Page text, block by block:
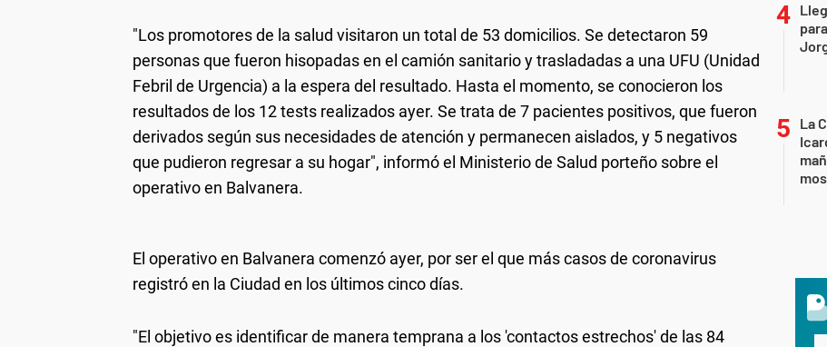
"Los promotores de la salud visitaron un total de 53 domicilios. Se detectaron 59
personas que fueron hisopadas en el camión sanitario y trasladadas a una UFU (Unidad
Febril de Urgencia) a la espera del resultado. Hasta el momento, se conocieron los
resultados de los 12 tests realizados ayer. Se trata de 7 pacientes positivos, que fueron
derivados según sus necesidades de atención y permanecen aislados, y 5 negativos
que pudieron regresar a su hogar", informó el Ministerio de Salud porteño sobre el
operativo en Balvanera.
El operativo en Balvanera comenzó ayer, por ser el que más casos de coronavirus
registró en la Ciudad en los últimos cinco días.
"El objetivo es identificar de manera temprana a los 'contactos estrechos' de las 84
La